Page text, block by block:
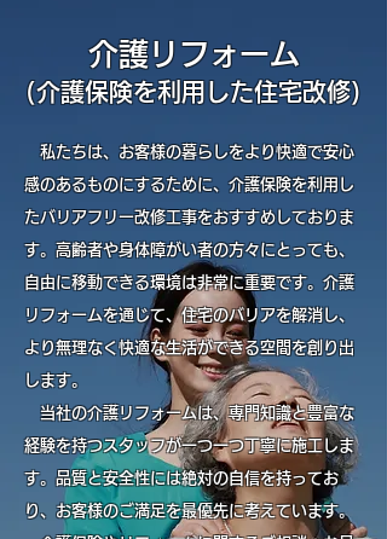
介護リフォーム
(介護保険を利用した住宅改修)
私たちは、お客様の暮らしをより快適で安心
感のあるものにするために、介護保険を利用し
たバリアフリー改修工事をおすすめしておりま
す。高齢者や身体障がい者の方々にとっても、
自由に移動できる環境は非常に重要です。介護
リフォームを通じて、住宅のバリアを解消し、
より無理なく快適な生活ができる空間を創り出
します。
当社の介護リフォームは、専門知識と豊富な
経験を持つスタッフが一つ一つ丁寧に施工しま
す。品質と安全性には絶対の自信を持ってお
り、お客様のご満足を最優先に考えています。